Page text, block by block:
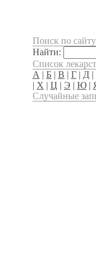
Поиск по сайту
Найти:
Список
А | Б| В | Г| Д|
| Х | Ц | Э | Ю|
Случайные